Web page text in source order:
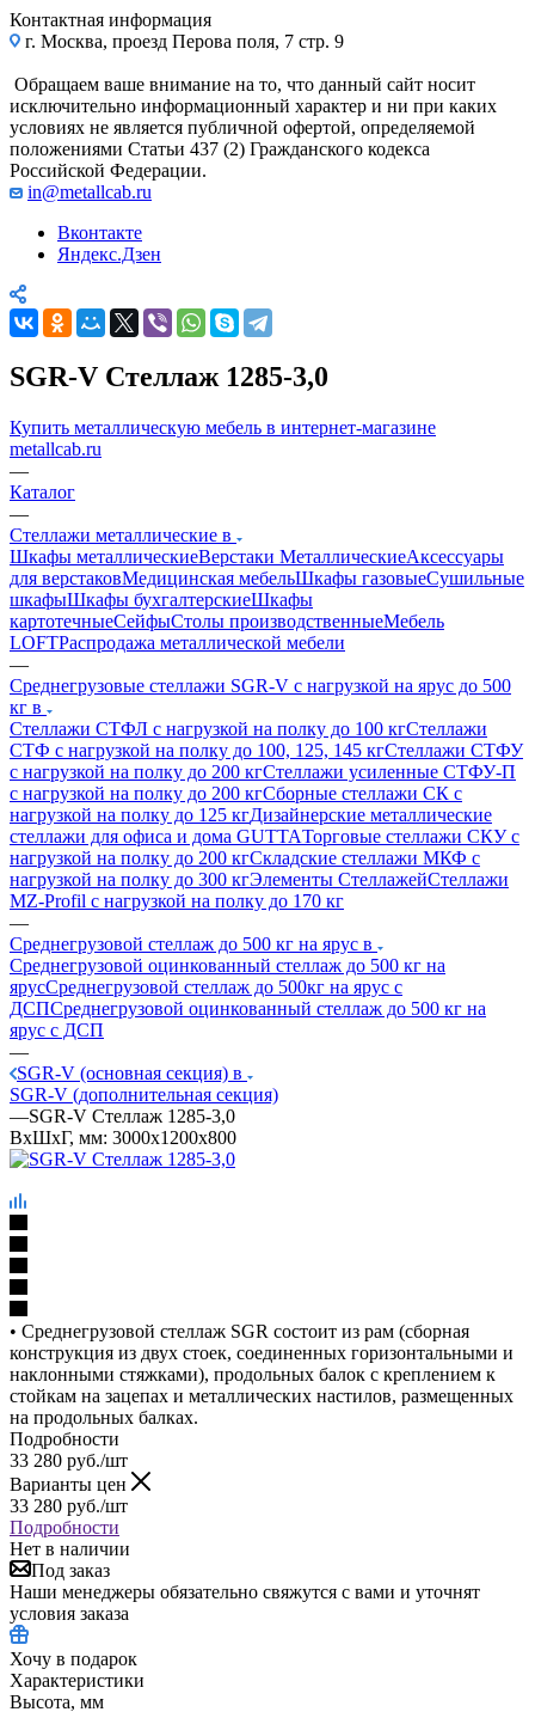
Контактная информация
г. Москва, проезд Перова поля, 7 стр. 9
Обращаем ваше внимание на то, что данный сайт носит
исключительно информационный характер и ни при каких
условиях не является публичной офертой, определяемой
положениями Статьи 437 (2) Гражданского кодекса
Российской Федерации.
in@metallcab.ru
Вконтакте
Яндекс.Дзен
SGR-V Стеллаж 1285-3,0
Купить металлическую мебель в интернет-магазине
metallcab.ru
—
Каталог
—
Стеллажи металлические в
Шкафы металлическиеВерстаки МеталлическиеАксессуары
для верстаковМедицинская мебельШкафы газовыеСушильные
шкафыШкафы бухгалтерскиеШкафы
картотечныеСейфыСтолы производственныеМебель
LOFTРаспродажа металлической мебели
—
Среднегрузовые стеллажи SGR-V с нагрузкой на ярус до 500
кг в
Стеллажи СТФЛ с нагрузкой на полку до 100 кгСтеллажи
СТФ с нагрузкой на полку до 100, 125, 145 кгСтеллажи СТФУ
с нагрузкой на полку до 200 кгСтеллажи усиленные СТФУ-П
с нагрузкой на полку до 200 кгСборные стеллажи СК с
нагрузкой на полку до 125 кгДизайнерские металлические
стеллажи для офиса и дома GUTTAТорговые стеллажи СКУ с
нагрузкой на полку до 200 кгСкладские стеллажи МКФ с
нагрузкой на полку до 300 кгЭлементы СтеллажейСтеллажи
MZ-Profil с нагрузкой на полку до 170 кг
—
Среднегрузовой стеллаж до 500 кг на ярус в
Среднегрузовой оцинкованный стеллаж до 500 кг на
ярусСреднегрузовой стеллаж до 500кг на ярус с
ДСПСреднегрузовой оцинкованный стеллаж до 500 кг на
ярус с ДСП
—
SGR-V (основная секция) в
SGR-V (дополнительная секция)
—SGR-V Стеллаж 1285-3,0
ВхШхГ, мм: 3000x1200x800
• Среднегрузовой стеллаж SGR состоит из рам (сборная
конструкция из двух стоек, соединенных горизонтальными и
наклонными стяжками), продольных балок с креплением к
стойкам на зацепах и металлических настилов, размещенных
на продольных балках.
Подробности
33 280 руб./шт
Варианты цен
33 280 руб./шт
Подробности
Нет в наличии
Под заказ
Наши менеджеры обязательно свяжутся с вами и уточнят
условия заказа
Хочу в подарок
Характеристики
Высота, мм